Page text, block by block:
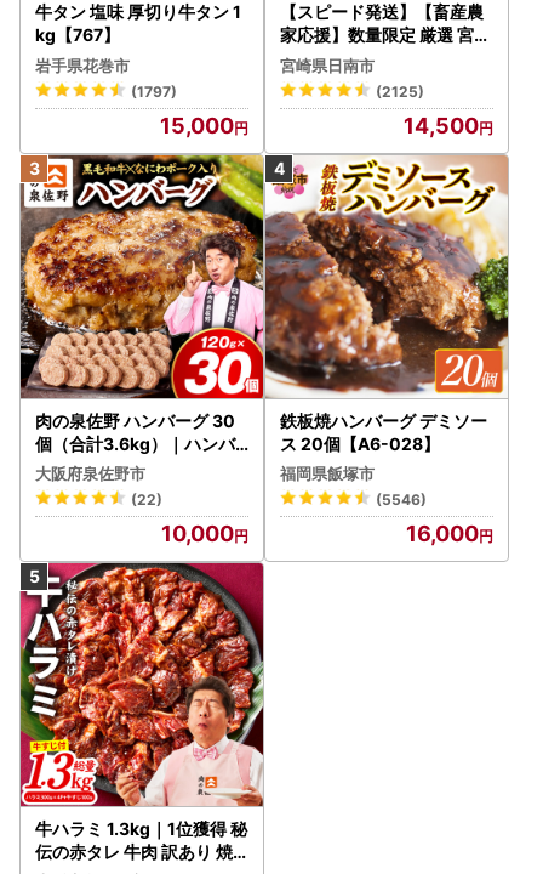
牛タン 塩味 厚切り牛タン 1
kg【767】
岩手県花巻市
(1797)
15,000
【スピード発送】【畜産農
家応援】数量限定 厳選 宮崎
牛 赤身 焼肉 計800g FN-Li
mited-PR_BDV5-26-2W
宮崎県日南市
(2125)
14,500
肉の泉佐野 ハンバーグ 30
個（合計3.6kg）｜ハンバ
ーグ 訳あり 黒毛和牛×なに
わポーク
大阪府泉佐野市
(22)
10,000
鉄板焼ハンバーグ デミソー
ス 20個【A6-028】
福岡県飯塚市
(5546)
16,000
牛ハラミ 1.3kg｜1位獲得 秘
伝の赤タレ 牛肉 訳あり 焼